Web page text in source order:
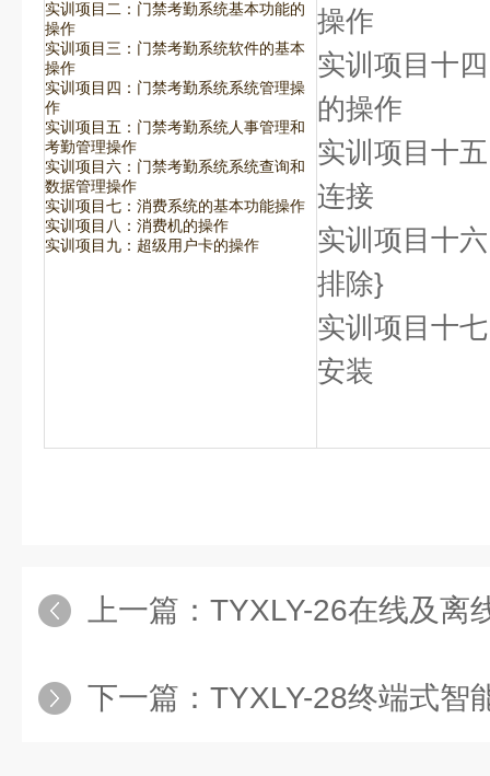
实训项目二：门禁考勤系统基本功能的
操作
实训项目三：门禁考勤系统软件的基本
操作
实训项目四：门禁考勤系统系统管理操
作
实训项目五：门禁考勤系统人事管理和
考勤管理操作
实训项目六：门禁考勤系统系统查询和
数据管理操作
实训项目七：消费系统的基本功能操作
实训项目八：消费机的操作
实训项目九：超级用户卡的操作
操作
实训项目十
的操作
实训项目十
连接
实训项目十
排除}
实训项目十
安装
上一篇： TYXLY-26在线及离线巡更系统实训装置，楼宇
下一篇： TYXLY-28终端式智能家居系统实训装置，楼宇